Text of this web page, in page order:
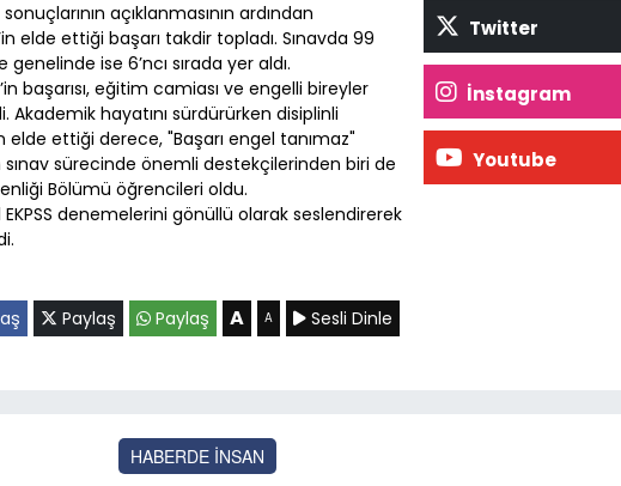
açıklanmasının ardından
elde ettiği başarı takdir topladı. Sınavda 99
ise 6’ncı sırada yer aldı.
başarısı, eğitim camiası ve engelli bireyler
Akademik hayatını sürdürürken disiplinli
ettiği derece, "Başarı engel tanımaz"
sınav sürecinde önemli destekçilerinden biri de
Bölümü öğrencileri oldu.
denemelerini gönüllü olarak seslendirerek
Paylaş Paylaş A A Sesli Dinle
Twitter
İnstagram
Youtube
HABERDE İNSAN